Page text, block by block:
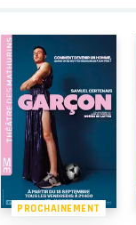
PROCHAINEMENT